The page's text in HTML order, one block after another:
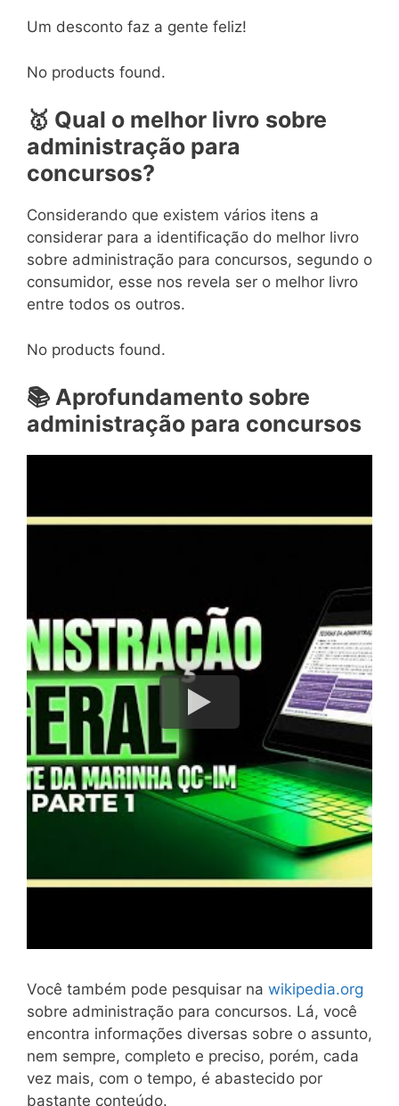
Um desconto faz a gente feliz!
No products found.
🥇 Qual o melhor livro sobre
administração para
concursos?
Considerando que existem vários itens a
considerar para a identificação do melhor livro
sobre administração para concursos, segundo o
consumidor, esse nos revela ser o melhor livro
entre todos os outros.
No products found.
📚 Aprofundamento sobre
administração para concursos
Você também pode pesquisar na wikipedia.org
sobre administração para concursos. Lá, você
encontra informações diversas sobre o assunto,
nem sempre, completo e preciso, porém, cada
vez mais, com o tempo, é abastecido por
bastante conteúdo.